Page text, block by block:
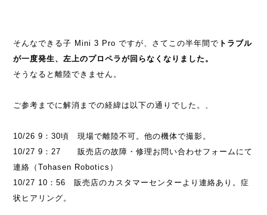
そんなできる子 Mini 3 Pro ですが、さてこの半年間で トラブル
が一度発生、左上のプロペラが回らなくなりました。
そうなると離陸できません。
ご参考までに解消までの経緯は以下の通りでした。、
10/26 9：30頃 現場で離陸不可。他の機体で撮影。
10/27 9：27 販売店の故障・修理お問い合わせフォームにて
連絡（Tohasen Robotics）
10/27 10：56 販売店のカスタマーセンターより連絡あり。症
状ヒアリング。